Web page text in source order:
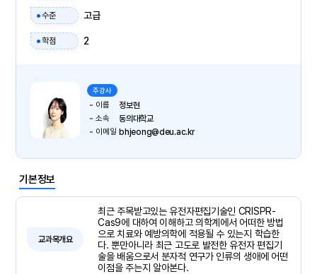
기본정보
교과목개요
최근 주목받고있는 유전자편집기술인 CRISPR-
Cas9에 대하여 이해하고 의학계에서 어떠한 방법
으로 치료와 예방의학에 적용될 수 있는지 학습한
다. 뿐만아니라 최근 고도로 발전한 유전자 편집기
술을 배움으로서 분자적 연구가 인류의 생애에 어떤
이점을 주는지 알아본다.
수준 고급
학점 2
주강사
이름 정보현
소속 동의대학교
이메일 bhjeong@deu.ac.kr